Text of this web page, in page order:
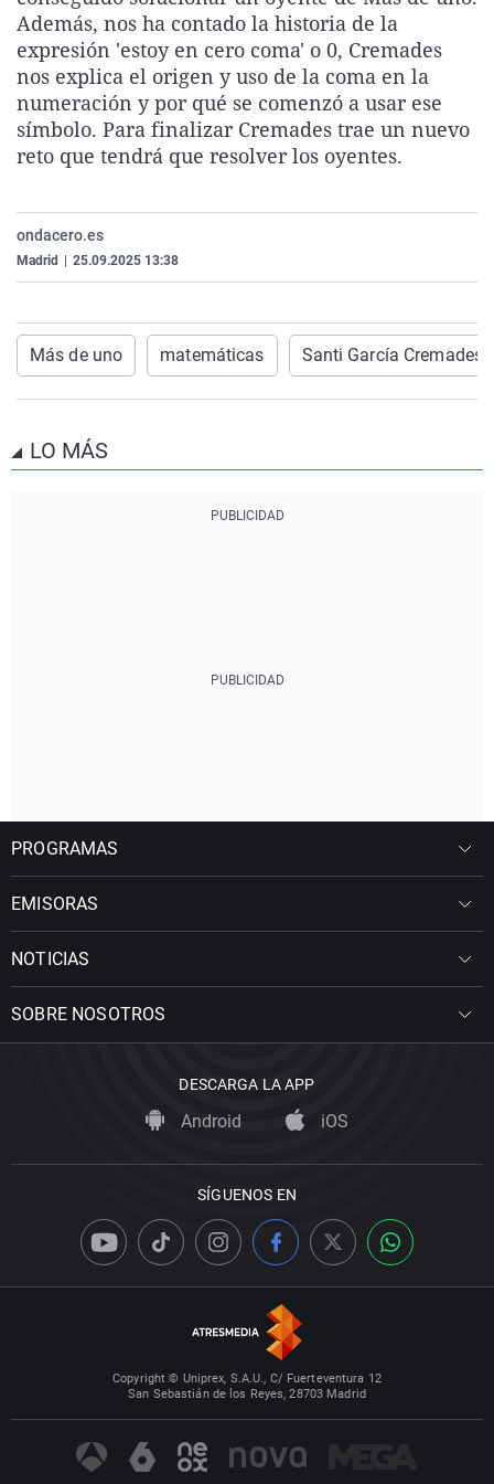
La rosa de los vientos
Gente viajera
Como el perro y el
Caso
Retornados
Equipo de
Operación Viuda
Extremadura
Galicia
La Rioja
Navarra
País Vasco
Virales
Televisión
Elecciones
Además, nos ha contado la historia de la
expresión 'estoy en cero coma' o 0, Cremades
nos explica el origen y uso de la coma en la
numeración y por qué se comenzó a usar ese
símbolo. Para finalizar Cremades trae un nuevo
reto que tendrá que resolver los oyentes.
ondacero.es
Madrid 25.09.2025 13:38
Más de uno matemáticas Santi García Cremades
LO MÁS
PROGRAMAS
EMISORAS
NOTICIAS
SOBRE NOSOTROS
DESCARGA LA APP
Android iOS
SÍGUENOS EN
Copyright © Uniprex, S.A.U., C/ Fuerteventura 12
San Sebastián de los Reyes, 28703 Madrid